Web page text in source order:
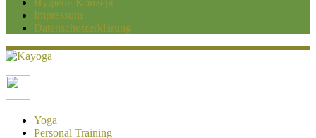
Hygiene-Konzept
Impressum
Datenschutzerklärung
Kayoga
Yoga und Personaltraining Duisburg
Yoga
Personal Training